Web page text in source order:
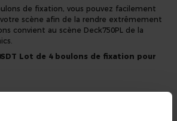
de fixation, vous pouvez facilement
scène afin de la rendre extrêmement
convient au scène Deck750PL de la
Lot de 4 boulons de fixation pour
dans le profil Deck750